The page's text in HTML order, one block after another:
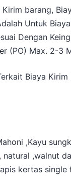
barang,
Untuk
Dengan
(PO) Max. 2-3
Biaya Kirim
,Kayu
natural ,walnut
kertas